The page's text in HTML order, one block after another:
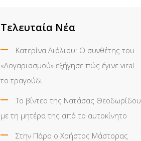
Τελευταία Νέα
Κατερίνα Λιόλιου: Ο συνθέτης του
«Λογαριασμού» εξήγησε πώς έγινε viral
το τραγούδι
Το βίντεο της Νατάσας Θεοδωρίδου
με τη μητέρα της από το αυτοκίνητο
Στην Πάρο ο Χρήστος Μάστορας